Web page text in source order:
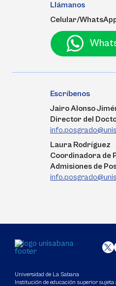
Llámanos
Celular/
Escríbenos
Jairo Alonso
Director del
Laura Rodríguez
Coordinadora de
Admisiones de
Universidad de La Sabana
Institución de educación superior